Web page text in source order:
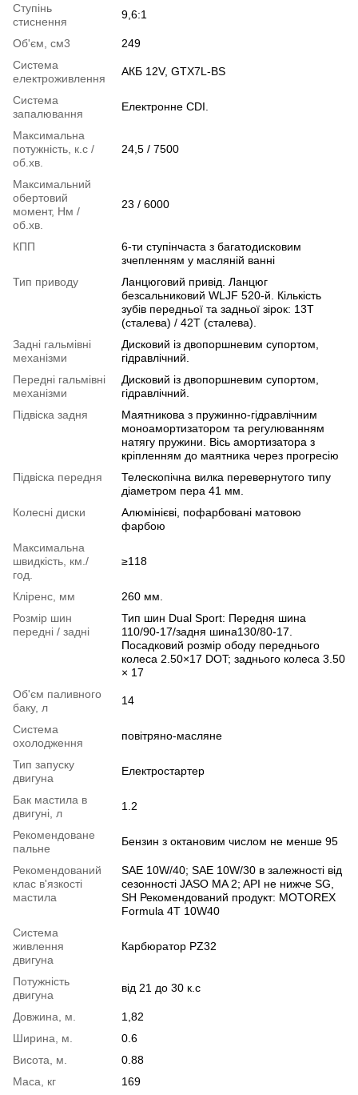
Ступінь
стиснення
9,6:1
Об'єм, см3
249
Система
електроживлення
АКБ 12V, GTX7L-BS
Система
запалювання
Електронне CDI.
Максимальна
потужність, к.с /
об.хв.
24,5 / 7500
Максимальний
обертовий
момент, Нм /
об.хв.
23 / 6000
КПП
6-ти ступінчаста з багатодисковим
зчепленням у масляній ванні
Тип приводу
Ланцюговий привід. Ланцюг
безсальниковий WLJF 520-й. Кількість
зубів передньої та задньої зірок: 13T
(сталева) / 42T (сталева).
Задні гальмівні
механізми
Дисковий із двопоршневим супортом,
гідравлічний.
Передні гальмівні
механізми
Дисковий із двопоршневим супортом,
гідравлічний.
Підвіска задня
Маятникова з пружинно-гідравлічним
моноамортизатором та регулюванням
натягу пружини. Вісь амортизатора з
кріпленням до маятника через прогресію
Підвіска передня
Телескопічна вилка перевернутого типу
діаметром пера 41 мм.
Колесні диски
Алюмінієві, пофарбовані матовою
фарбою
Максимальна
швидкість, км./
год.
≥118
Кліренс, мм
260 мм.
Розмір шин
передні / задні
Тип шин Dual Sport: Передня шина
110/90-17/задня шина130/80-17.
Посадковий розмір ободу переднього
колеса 2.50×17 DOT; заднього колеса 3.50
× 17
Об'єм паливного
баку, л
14
Система
охолодження
повітряно-масляне
Тип запуску
двигуна
Електростартер
Бак мастила в
двигуні, л
1.2
Рекомендоване
пальне
Бензин з октановим числом не менше 95
Рекомендований
клас в'язкості
мастила
SAE 10W/40; SAE 10W/30 в залежності від
сезонності JASO MA 2; API не нижче SG,
SH Рекомендований продукт: MOTOREX
Formula 4T 10W40
Система
живлення
двигуна
Карбюратор PZ32
Потужність
двигуна
від 21 до 30 к.с
Довжина, м.
1,82
Ширина, м.
0.6
Висота, м.
0.88
Маса, кг
169